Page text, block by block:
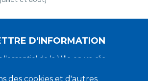
des cookies et d'autres
D'INFORMATION
l'essentiel de la Ville en un clic